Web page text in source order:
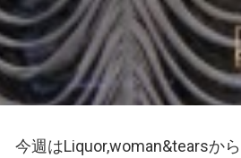
今週はLiquor,woman&tearsか